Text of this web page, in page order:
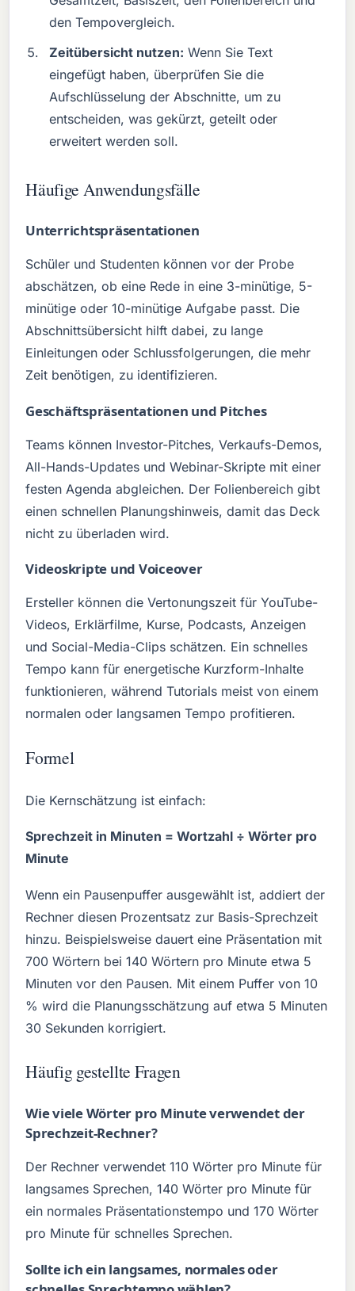
den Tempovergleich.
Zeitübersicht nutzen: Wenn Sie Text
eingefügt haben, überprüfen Sie die
Aufschlüsselung der Abschnitte, um zu
entscheiden, was gekürzt, geteilt oder
erweitert werden soll.
Häufige Anwendungsfälle
Unterrichtspräsentationen
Schüler und Studenten können vor der Probe
abschätzen, ob eine Rede in eine 3-minütige, 5-
minütige oder 10-minütige Aufgabe passt. Die
Abschnittsübersicht hilft dabei, zu lange
Einleitungen oder Schlussfolgerungen, die mehr
Zeit benötigen, zu identifizieren.
Geschäftspräsentationen und Pitches
Teams können Investor-Pitches, Verkaufs-Demos,
All-Hands-Updates und Webinar-Skripte mit einer
festen Agenda abgleichen. Der Folienbereich gibt
einen schnellen Planungshinweis, damit das Deck
nicht zu überladen wird.
Videoskripte und Voiceover
Ersteller können die Vertonungszeit für YouTube-
Videos, Erklärfilme, Kurse, Podcasts, Anzeigen
und Social-Media-Clips schätzen. Ein schnelles
Tempo kann für energetische Kurzform-Inhalte
funktionieren, während Tutorials meist von einem
normalen oder langsamen Tempo profitieren.
Formel
Die Kernschätzung ist einfach:
Sprechzeit in Minuten = Wortzahl ÷ Wörter pro
Minute
Wenn ein Pausenpuffer ausgewählt ist, addiert der
Rechner diesen Prozentsatz zur Basis-Sprechzeit
hinzu. Beispielsweise dauert eine Präsentation mit
700 Wörtern bei 140 Wörtern pro Minute etwa 5
Minuten vor den Pausen. Mit einem Puffer von 10
% wird die Planungsschätzung auf etwa 5 Minuten
30 Sekunden korrigiert.
Häufig gestellte Fragen
Wie viele Wörter pro Minute verwendet der
Sprechzeit-Rechner?
Der Rechner verwendet 110 Wörter pro Minute für
langsames Sprechen, 140 Wörter pro Minute für
ein normales Präsentationstempo und 170 Wörter
pro Minute für schnelles Sprechen.
Sollte ich ein langsames, normales oder